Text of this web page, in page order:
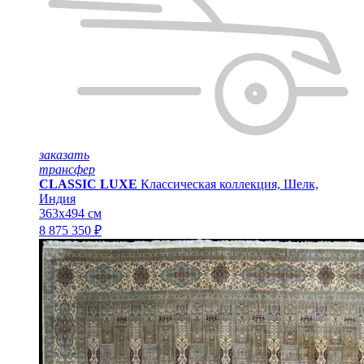
заказать
трансфер
CLASSIC LUXE Классическая коллекция, Шелк,
Индия
363x494 см
8 875 350 ₽